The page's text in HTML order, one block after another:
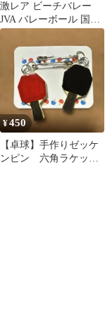
激レア ビーチバレー
JVA バレーボール 国体
インターハイ 全日本 天
皇杯
¥450
【卓球】手作りゼッケ
ンピン 六角ラケット